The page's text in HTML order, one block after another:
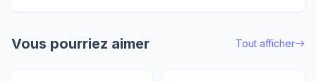
Vous pourriez aimer Tout afficher